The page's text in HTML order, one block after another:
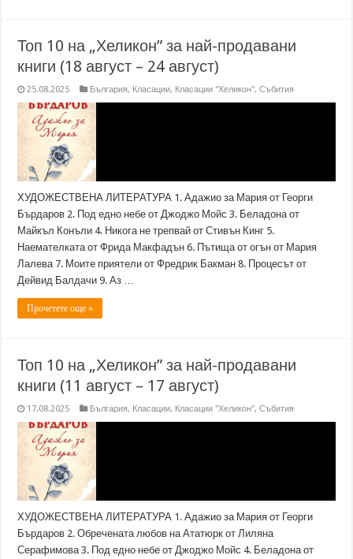
Топ 10 на „Хеликон” за най-продавани
книги (18 август – 24 август)
25.08.2025 България, Класации, Класации "Хеликон",Събития
ХУДОЖЕСТВЕНА ЛИТЕРАТУРА 1. Адажио за Мария от Георги
Бърдаров 2. Под едно небе от Джоджо Мойс 3. Беладона от
Майкъл Конъли 4. Никога не трепвай от Стивън Кинг 5.
Наемателката от Фрида Макфадън 6. Пътища от огън от Мария
Лалева 7. Моите приятели от Фредрик Бакман 8. Процесът от
Дейвид Балдачи 9. Аз …
Прочетете още »
Топ 10 на „Хеликон” за най-продавани
книги (11 август – 17 август)
17.08.2025 България, Класации, Класации "Хеликон",Събития
ХУДОЖЕСТВЕНА ЛИТЕРАТУРА 1. Адажио за Мария от Георги
Бърдаров 2. Обречената любов на Ататюрк от Лиляна
Серафимова 3. Под едно небе от Джоджо Мойс 4. Беладона от